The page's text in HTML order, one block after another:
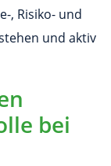
, Risiko- und
und aktiv
bei